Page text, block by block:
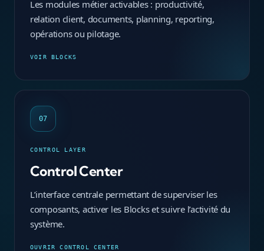
Les modules métier activables : productivité,
relation client, documents, planning, reporting,
opérations ou pilotage.
VOIR BLOCKS
07
CONTROL LAYER
Control Center
L’interface centrale permettant de superviser les
composants, activer les Blocks et suivre l’activité du
système.
OUVRIR CONTROL CENTER